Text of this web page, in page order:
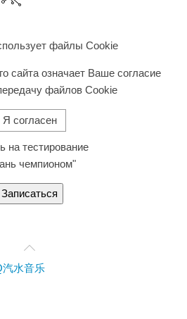
файлы Cookie
сайта означает Ваше согласие
файлов Cookie
Я согласен
на тестирование
чемпионом"
Записаться
汽水音乐